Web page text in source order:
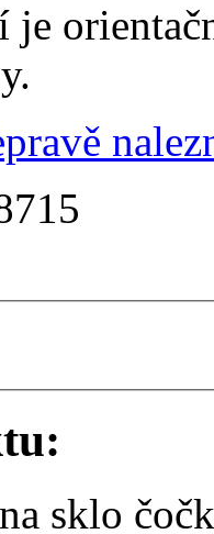
je
sklo